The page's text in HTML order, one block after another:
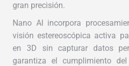
gran precisión.
Nano AI incorpora
visión estereoscópica activa
en 3D sin capturar datos
garantiza el cumplimiento